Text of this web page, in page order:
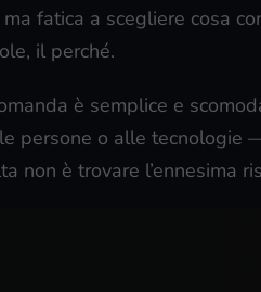
ma fatica a scegliere cosa
il perché.
è semplice e
persone o alle tecnologie
non è trovare l’ennesima